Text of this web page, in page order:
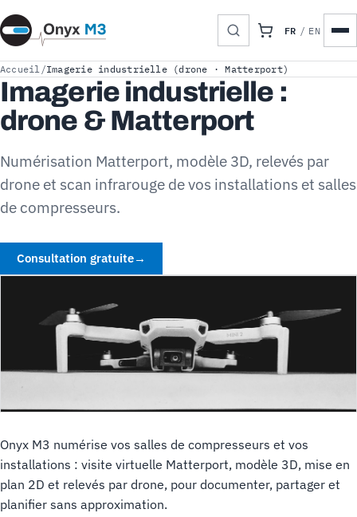
FR / EN
Accueil /Imagerie industrielle (drone · Matterport)
Imagerie industrielle :
drone & Matterport
Numérisation Matterport, modèle 3D, relevés par
drone et scan infrarouge de vos installations et salles
de compresseurs.
Consultation gratuite→
Onyx M3 numérise vos salles de compresseurs et vos
installations : visite virtuelle Matterport, modèle 3D, mise en
plan 2D et relevés par drone, pour documenter, partager et
planifier sans approximation.